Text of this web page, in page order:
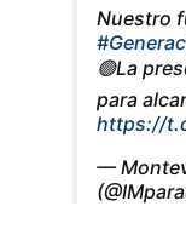
Nuestro
🟢La
para
https://
—